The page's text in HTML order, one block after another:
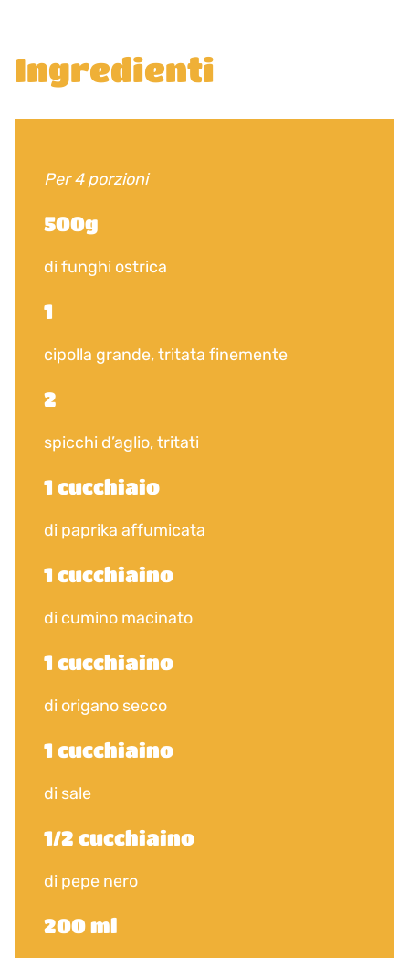
Ingredienti
Per 4 porzioni
500g
di funghi ostrica
1
cipolla grande, tritata finemente
2
spicchi d’aglio, tritati
1 cucchiaio
di paprika affumicata
1 cucchiaino
di cumino macinato
1 cucchiaino
di origano secco
1 cucchiaino
di sale
1/2 cucchiaino
di pepe nero
200 ml